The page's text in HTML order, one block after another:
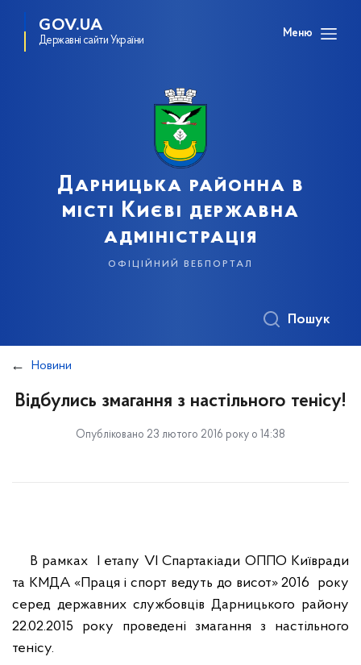
GOV.UA
Державні сайти України
Меню
Дарницька районна в
місті Києві державна
адміністрація
офіційний вебпортал
Пошук
Новини
Відбулись змагання з настільного тенісу!
Опубліковано 23 лютого 2016 року о 14:38
В рамках І етапу VI Спартакіади ОППО Київради
та КМДА «Праця і спорт ведуть до висот» 2016 року
серед державних службовців Дарницького району
22.02.2015 року проведені змагання з настільного
тенісу.